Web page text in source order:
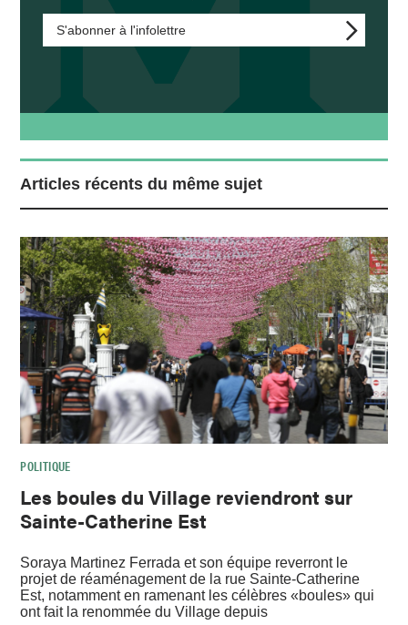
S'abonner à l'infolettre
Articles récents du même sujet
POLITIQUE
Les boules du Village reviendront sur
Sainte-Catherine Est
Soraya Martinez Ferrada et son équipe reverront le
projet de réaménagement de la rue Sainte-Catherine
Est, notamment en ramenant les célèbres «boules» qui
ont fait la renommée du Village depuis